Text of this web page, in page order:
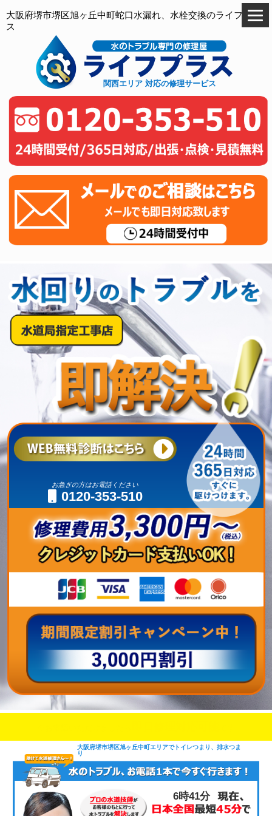
大阪府堺市堺区旭ヶ丘中町蛇口水漏れ、水栓交換のライフプラ
ス
関西エリア 対応の修理サービス
お急ぎの方はお電話ください
0120-353-510
大阪府堺市堺区旭ヶ丘中町エリアでトイレつまり、排水つま
り
6時41分